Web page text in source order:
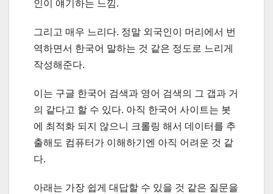
인이 얘기하는 느낌.
그리고 매우 느리다. 정말 외국인이 머리에서 번
역하면서 한국어 말하는 것 같은 정도로 느리게
작성해준다.
이는 구글 한국어 검색과 영어 검색의 그 갭과 거
의 같다고 할 수 있다. 아직 한국어 사이트는 봇
에 최적화 되지 않으니 크롤링 해서 데이터를 추
출해도 컴퓨터가 이해하기엔 아직 어려운 것 같
다.
아래는 가장 쉽게 대답할 수 있을 것 같은 질문을